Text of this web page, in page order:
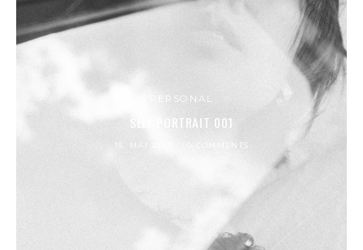
PERSONAL
SELF PORTRAIT 001
15. MAI 2017 0 COMMENTS